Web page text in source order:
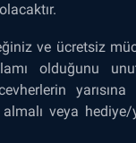
ve ücretsiz
olduğunu
almalı veya